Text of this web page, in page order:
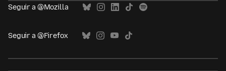
Seguir a @Mozilla
Seguir a @Firefox